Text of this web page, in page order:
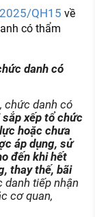
QH15 về
có thẩm
danh có
chức danh có
xếp tổ chức
hoặc chưa
áp dụng, sử
đến khi hết
thay thế, bãi
danh tiếp nhận
cơ quan,